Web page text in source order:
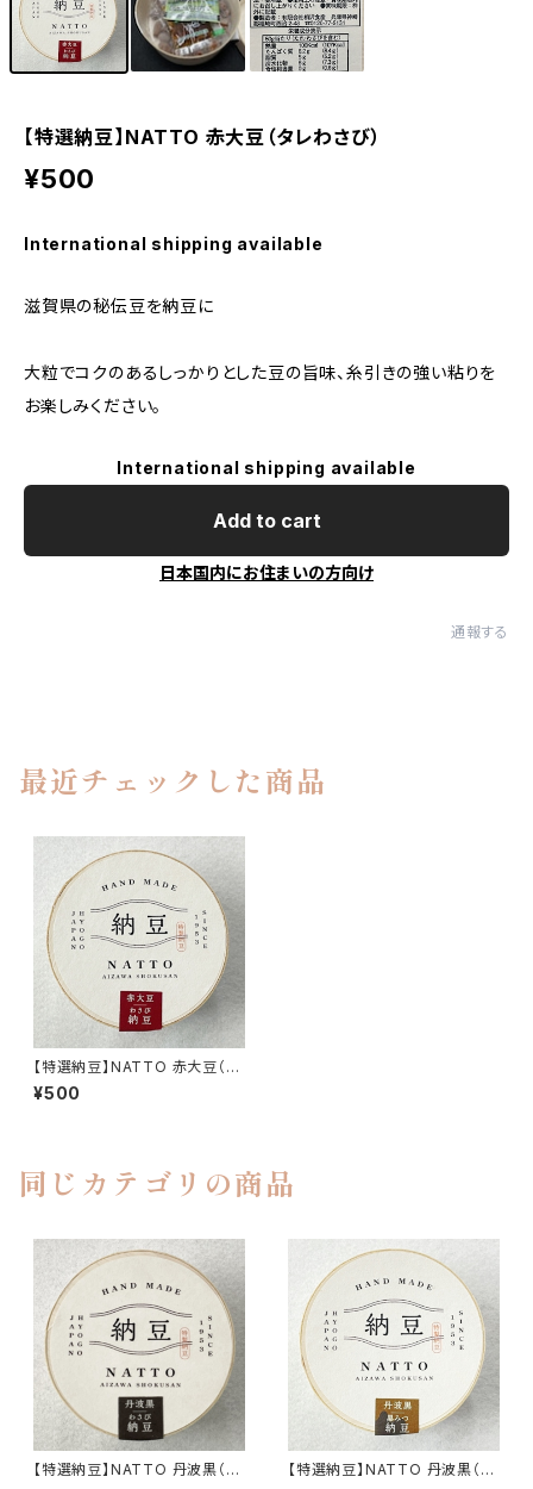
【特選納豆】NATTO 赤大豆（タレわさび）
¥500
International shipping available
滋賀県の秘伝豆を納豆に
大粒でコクのあるしっかりとした豆の旨味、糸引きの強い粘りを
お楽しみください。
International shipping available
Add to cart
日本国内にお住まいの方向け
通報する
最近チェックした商品
【特選納豆】NATTO 赤大豆（タ
レわさび）
¥500
同じカテゴリの商品
【特選納豆】NATTO 丹波黒（タ
【特選納豆】NATTO 丹波黒（黒